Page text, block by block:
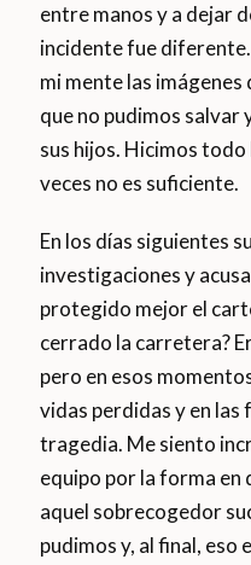
entre manos y a dejar
incidente fue
mi mente las imágenes
que no pudimos salvar
sus hijos. Hicimos
veces no es suficiente.
En los días siguientes
investigaciones y
protegido mejor el
cerrado la carretera?
pero en esos
vidas perdidas y en
tragedia. Me siento
equipo por la forma en
aquel sobrecogedor
pudimos y, al final, eso